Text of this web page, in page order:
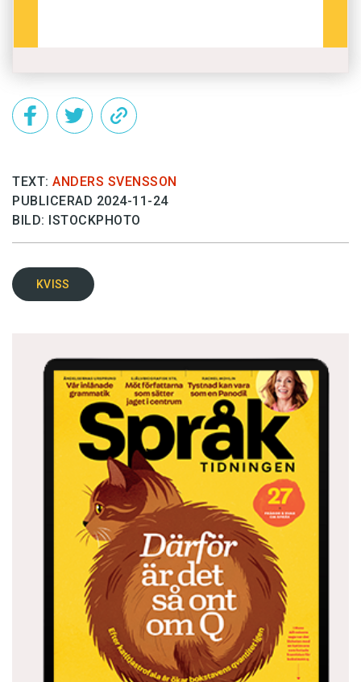
TEXT: ANDERS SVENSSON
PUBLICERAD 2024-11-24
BILD: ISTOCKPHOTO
KVISS